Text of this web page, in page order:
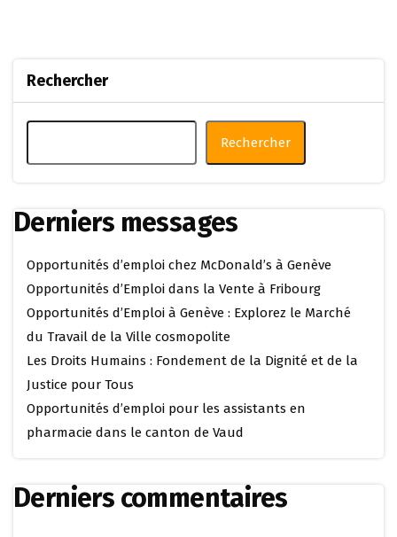
Rechercher
Rechercher
Derniers messages
Opportunités d’emploi chez McDonald’s à Genève
Opportunités d’Emploi dans la Vente à Fribourg
Opportunités d’Emploi à Genève : Explorez le Marché
du Travail de la Ville cosmopolite
Les Droits Humains : Fondement de la Dignité et de la
Justice pour Tous
Opportunités d’emploi pour les assistants en
pharmacie dans le canton de Vaud
Derniers commentaires